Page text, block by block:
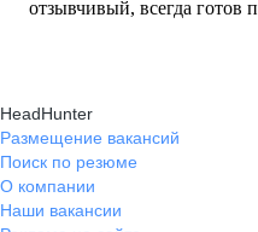
отзывчивый, всегда готов
HeadHunter
Размещение вакансий
Поиск по резюме
О компании
Наши вакансии